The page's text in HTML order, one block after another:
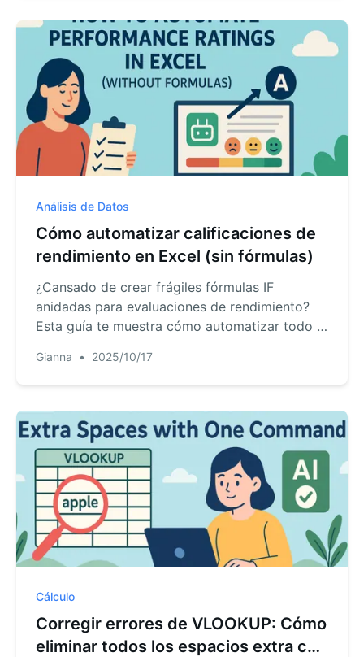
comandos en inglés.
Análisis de Datos
Cómo automatizar calificaciones de
rendimiento en Excel (sin fórmulas)
¿Cansado de crear frágiles fórmulas IF
anidadas para evaluaciones de rendimiento?
Esta guía te muestra cómo automatizar todo el
simple comando en inglés. Convierte
puntuaciones en calificaciones en segundos y
Gianna • 2025/10/17
Cálculo
Corregir errores de VLOOKUP: Cómo
eliminar todos los espacios extra con